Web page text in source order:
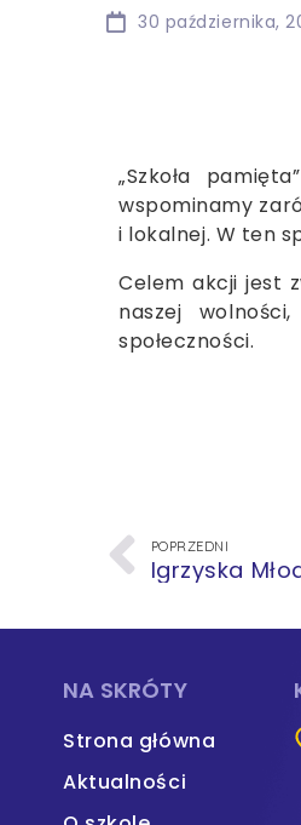
30 października,
„Szkoła
wspominamy
i lokalnej. W ten
Celem akcji jest
naszej
społeczności.
POPRZEDNI
Igrzyska
NA SKRÓTY
Strona główna
Aktualności